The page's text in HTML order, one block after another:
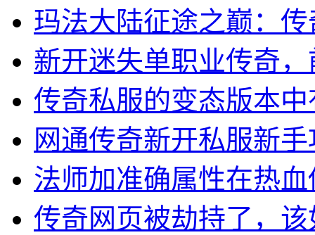
玛法大陆征途之巅：
新开迷失单职业传奇
传奇私服的变态版本
网通传奇新开私服新
法师加准确属性在热
传奇网页被劫持了，